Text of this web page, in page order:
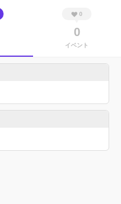
0
0
イベント